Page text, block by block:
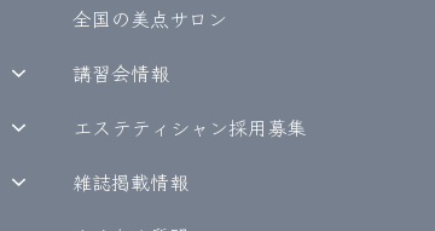
全国の美点サロン
講習会情報
エステティシャン採用募集
雑誌掲載情報